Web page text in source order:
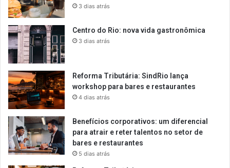
3 dias atrás
Centro do Rio: nova vida gastronômica
3 dias atrás
Reforma Tributária: SindRio lança
workshop para bares e restaurantes
4 dias atrás
Benefícios corporativos: um diferencial
para atrair e reter talentos no setor de
bares e restaurantes
5 dias atrás